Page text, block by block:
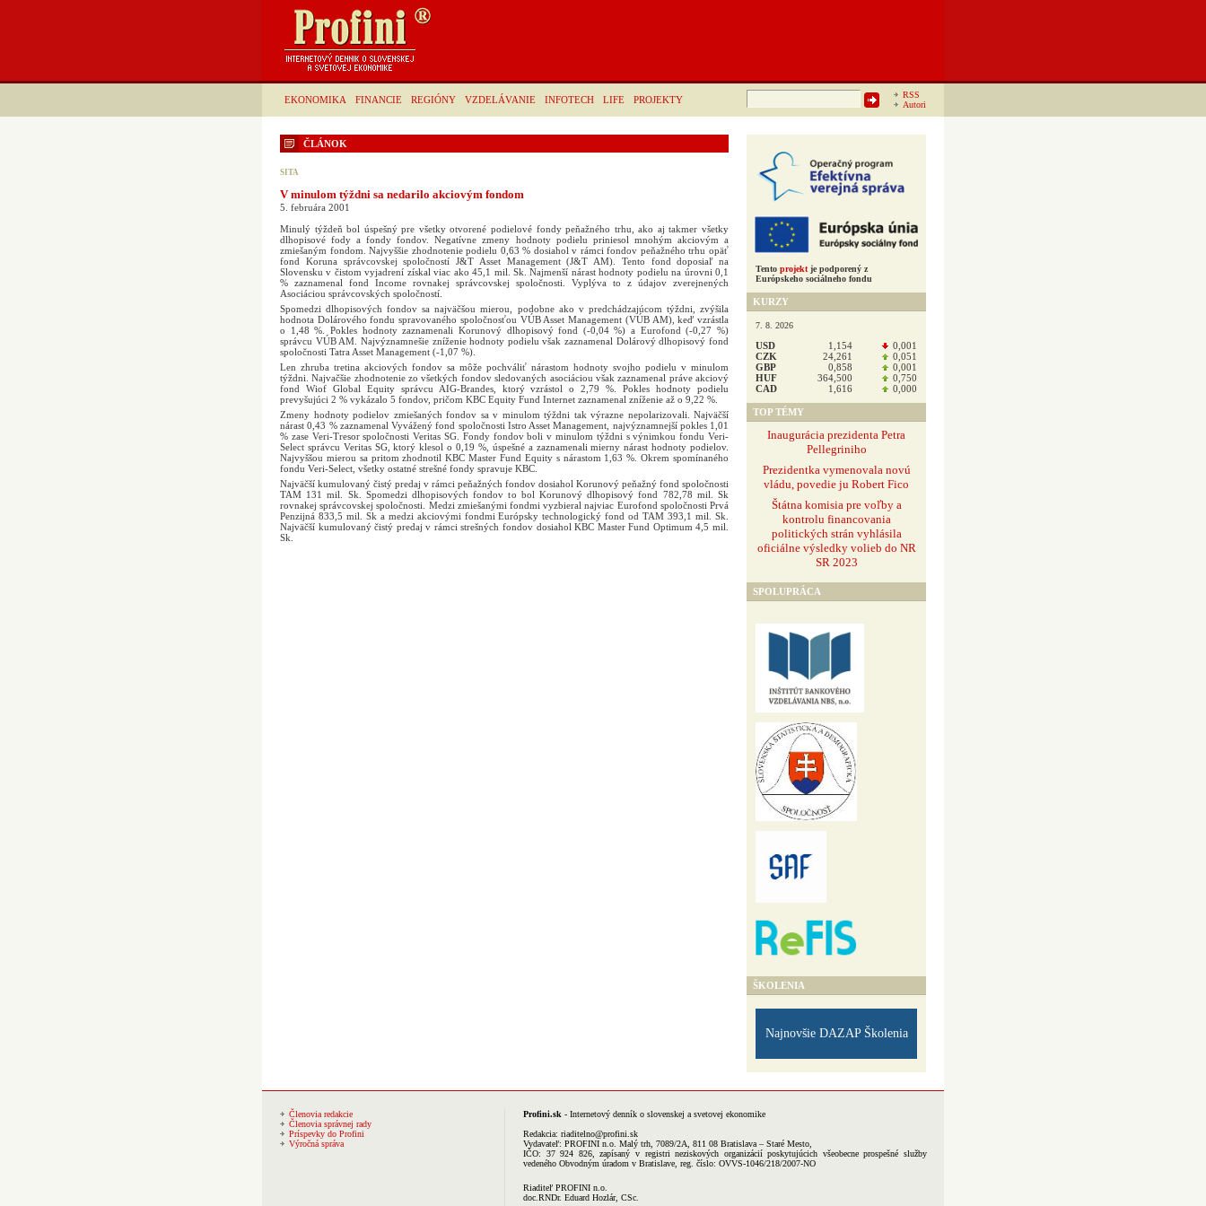
EKONOMIKA FINANCIE REGIÓNY VZDELÁVANIE INFOTECH LIFE PROJEKTY
RSS
Autori
Hľadať:
ČLÁNOK
SITA
V minulom týždni sa nedarilo akciovým fondom
5. februára 2001
Minulý týždeň bol úspešný pre všetky otvorené podielové fondy peňažného trhu, ako aj takmer všetky
dlhopisové fody a fondy fondov. Negatívne zmeny hodnoty podielu priniesol mnohým akciovým a
zmiešaným fondom. Najvyššie zhodnotenie podielu 0,63 % dosiahol v rámci fondov peňažného trhu opäť
fond Koruna správcovskej spoločností J&T Asset Management (J&T AM). Tento fond doposiaľ na
Slovensku v čistom vyjadrení získal viac ako 45,1 mil. Sk. Najmenší nárast hodnoty podielu na úrovni 0,1
% zaznamenal fond Income rovnakej správcovskej spoločnosti. Vyplýva to z údajov zverejnených
Asociáciou správcovských spoločností.
Spomedzi dlhopisových fondov sa najväčšou mierou, podobne ako v predchádzajúcom týždni, zvýšila
hodnota Dolárového fondu spravovaného spoločnosťou VÚB Asset Management (VÚB AM), keď vzrástla
o 1,48 %. Pokles hodnoty zaznamenali Korunový dlhopisový fond (-0,04 %) a Eurofond (-0,27 %)
správcu VÚB AM. Najvýznamnešie zníženie hodnoty podielu však zaznamenal Dolárový dlhopisový fond
spoločnosti Tatra Asset Management (-1,07 %).
Len zhruba tretina akciových fondov sa môže pochváliť nárastom hodnoty svojho podielu v minulom
týždni. Najvačšie zhodnotenie zo všetkých fondov sledovaných asociáciou však zaznamenal práve akciový
fond Wiof Global Equity správcu AIG-Brandes, ktorý vzrástol o 2,79 %. Pokles hodnoty podielu
prevyšujúci 2 % vykázalo 5 fondov, pričom KBC Equity Fund Internet zaznamenal zníženie až o 9,22 %.
Zmeny hodnoty podielov zmiešaných fondov sa v minulom týždni tak výrazne nepolarizovali. Najväčší
nárast 0,43 % zaznamenal Vyvážený fond spoločnosti Istro Asset Management, najvýznamnejší pokles 1,01
% zase Veri-Tresor spoločnosti Veritas SG. Fondy fondov boli v minulom týždni s výnimkou fondu Veri-
Select správcu Veritas SG, ktorý klesol o 0,19 %, úspešné a zaznamenali mierny nárast hodnoty podielov.
Najvyššou mierou sa pritom zhodnotil KBC Master Fund Equity s nárastom 1,63 %. Okrem spomínaného
fondu Veri-Select, všetky ostatné strešné fondy spravuje KBC.
Najväčší kumulovaný čistý predaj v rámci peňažných fondov dosiahol Korunový peňažný fond spoločnosti
TAM 131 mil. Sk. Spomedzi dlhopisových fondov to bol Korunový dlhopisový fond 782,78 mil. Sk
rovnakej správcovskej spoločnosti. Medzi zmiešanými fondmi vyzbieral najviac Eurofond spoločnosti Prvá
Penzijná 833,5 mil. Sk a medzi akciovými fondmi Európsky technologický fond od TAM 393,1 mil. Sk.
Najväčší kumulovaný čistý predaj v rámci strešných fondov dosiahol KBC Master Fund Optimum 4,5 mil.
Sk.
Tento projekt je podporený z
Európskeho sociálneho fondu
KURZY
7. 8. 2026
USD 1,154
0,001
CZK
24,261
0,051
GBP
0,858
0,001
HUF
364,500
0,750
CAD
1,616 0,000
TOP TÉMY
Inaugurácia prezidenta Petra
Pellegriniho
Prezidentka vymenovala novú
vládu, povedie ju Robert Fico
Štátna komisia pre voľby a
kontrolu financovania
politických strán vyhlásila
oficiálne výsledky volieb do NR
SR 2023
SPOLUPRÁCA
ŠKOLENIA
Najnovšie DAZAP Školenia
Členovia redakcie
Členovia správnej rady
Príspevky do Profini
Výročná správa
Profini.sk - Internetový denník o slovenskej a svetovej ekonomike
Redakcia: riaditelno@profini.sk
Vydavateľ: PROFINI n.o. Malý trh, 7089/2A, 811 08 Bratislava – Staré Mesto,
IČO: 37 924 826, zapísaný v registri neziskových organizácií poskytujúcich všeobecne prospešné služby
vedeného Obvodným úradom v Bratislave, reg. číslo: OVVS-1046/218/2007-NO
Riaditeľ PROFINI n.o.
doc.RNDr. Eduard Hozlár, CSc.